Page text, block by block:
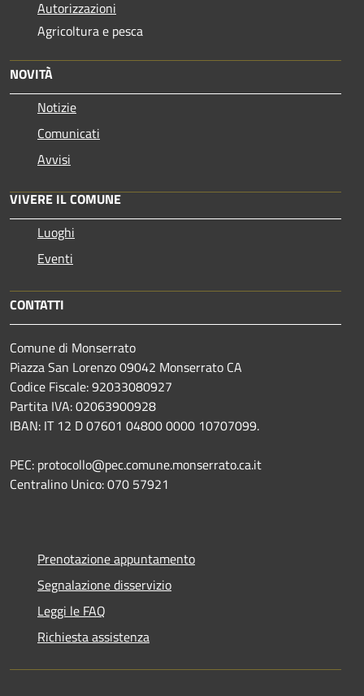
Autorizzazioni
Agricoltura e pesca
NOVITÀ
Notizie
Comunicati
Avvisi
VIVERE IL COMUNE
Luoghi
Eventi
CONTATTI
Comune di Monserrato
Piazza San Lorenzo 09042 Monserrato CA
Codice Fiscale: 92033080927
Partita IVA: 02063900928
IBAN: IT 12 D 07601 04800 0000 10707099.
PEC: protocollo@pec.comune.monserrato.ca.it
Centralino Unico: 070 57921
Prenotazione appuntamento
Segnalazione disservizio
Leggi le FAQ
Richiesta assistenza